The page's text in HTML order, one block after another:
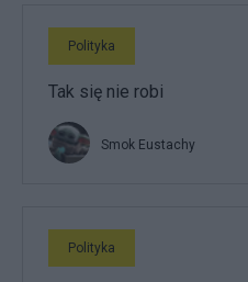
Polityka
Tak się nie robi
Smok Eustachy
Polityka